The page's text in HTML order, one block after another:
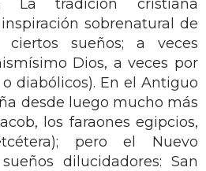
La tradición cristiana
sobrenatural de
sueños; a veces
Dios, a veces por
diabólicos). En el Antiguo
desde luego mucho más
los faraones egipcios,
pero el Nuevo
dilucidadores: San